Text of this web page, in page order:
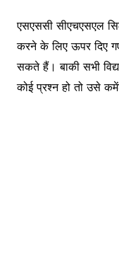
एसएससी सीएचएसएल
करने के लिए ऊपर दिए
सकते हैं। बाकी सभी
कोई प्रश्न हो तो उसे